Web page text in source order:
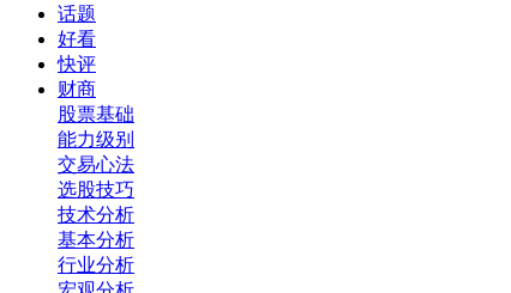
话题
好看
快评
财商
股票基础
能力级别
交易心法
选股技巧
技术分析
基本分析
行业分析